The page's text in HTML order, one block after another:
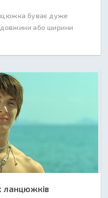
буває дуже
довжини або ширини
ланцюжків